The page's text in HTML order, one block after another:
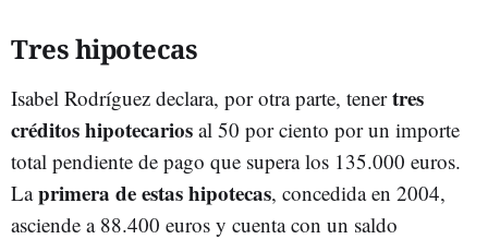
Tres hipotecas
Isabel Rodríguez declara, por otra parte, tenertres
créditos hipotecarios al 50 por ciento por un importe
total pendiente de pago que supera los 135.000 euros.
Laprimera de estas hipotecas, concedida en 2004,
asciende a 88.400 euros y cuenta con un saldo